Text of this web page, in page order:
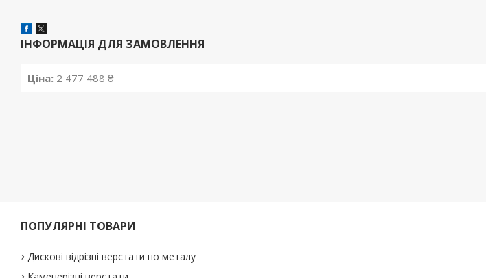
ІНФОРМАЦІЯ ДЛЯ ЗАМОВЛЕННЯ
Ціна: 2 477 488 ₴
ПОПУЛЯРНІ ТОВАРИ
Дискові відрізні верстати по металу